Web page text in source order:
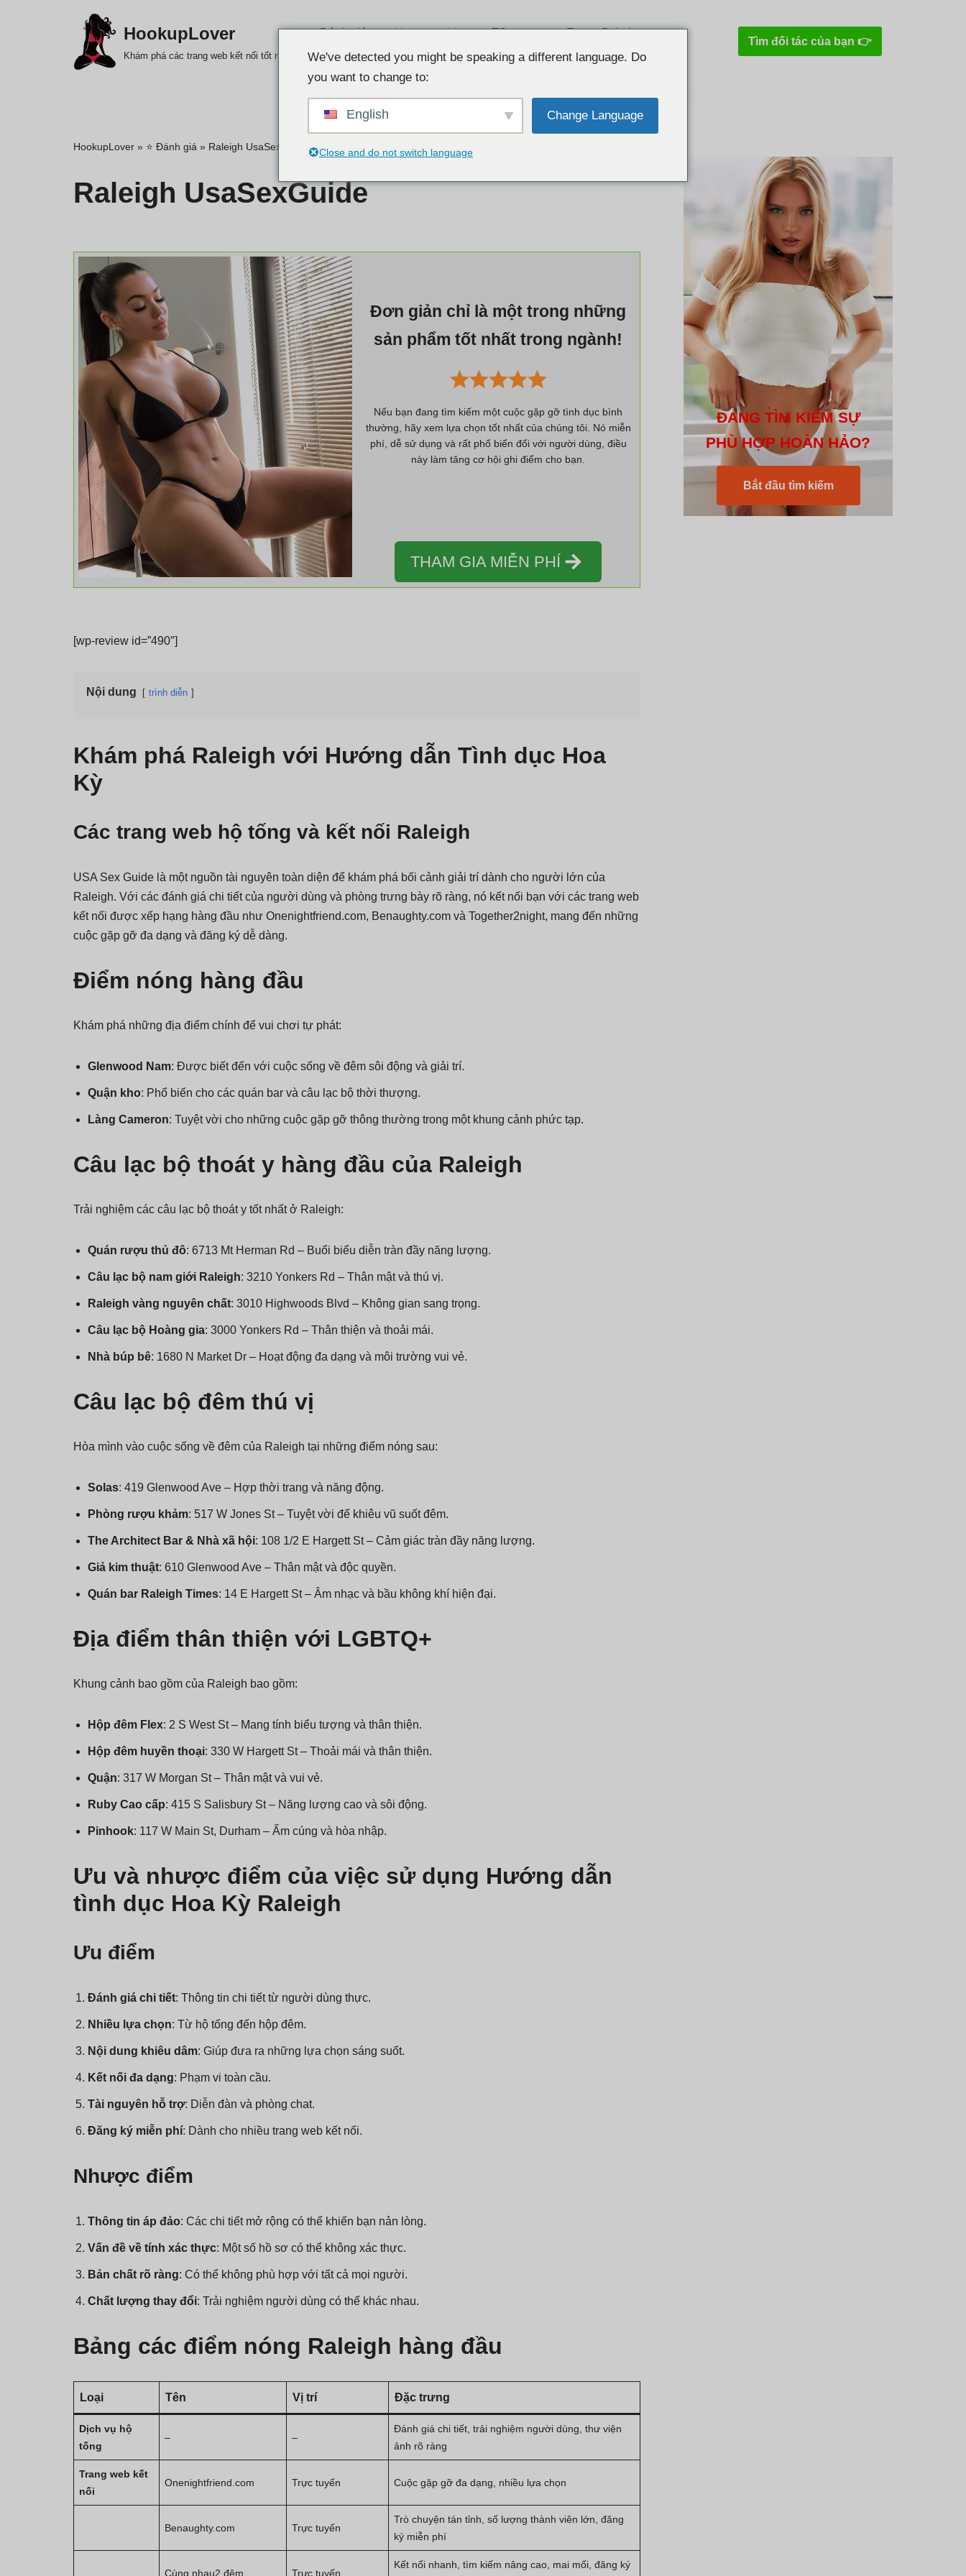
HookupLover
Khám phá các trang web kết nối tốt nhất!
Đánh giá Usasexguide TSescort
Escort Babylon
Listcrawler
Tìm đối tác của bạn 👉
HookupLover » ⭐ Đánh giá » Raleigh UsaSexGuide
Raleigh UsaSexGuide
Đơn giản chỉ là một trong những
sản phẩm tốt nhất trong ngành!
Nếu bạn đang tìm kiếm một cuộc gặp gỡ tình dục bình
thường, hãy xem lựa chọn tốt nhất của chúng tôi. Nó miễn
phí, dễ sử dụng và rất phổ biến đối với người dùng, điều
này làm tăng cơ hội ghi điểm cho bạn.
THAM GIA MIỄN PHÍ
[wp-review id=”490″]
Nội dung trình diễn
Khám phá Raleigh với Hướng dẫn Tình dục Hoa
Kỳ
Các trang web hộ tống và kết nối Raleigh
USA Sex Guide là một nguồn tài nguyên toàn diện để khám phá bối cảnh giải trí dành cho người lớn của
Raleigh. Với các đánh giá chi tiết của người dùng và phòng trưng bày rõ ràng, nó kết nối bạn với các trang web
kết nối được xếp hạng hàng đầu như Onenightfriend.com, Benaughty.com và Together2night, mang đến những
cuộc gặp gỡ đa dạng và đăng ký dễ dàng.
Điểm nóng hàng đầu
Khám phá những địa điểm chính để vui chơi tự phát:
Glenwood Nam: Được biết đến với cuộc sống về đêm sôi động và giải trí.
Quận kho: Phổ biến cho các quán bar và câu lạc bộ thời thượng.
Làng Cameron: Tuyệt vời cho những cuộc gặp gỡ thông thường trong một khung cảnh phức tạp.
Câu lạc bộ thoát y hàng đầu của Raleigh
Trải nghiệm các câu lạc bộ thoát y tốt nhất ở Raleigh:
Quán rượu thủ đô: 6713 Mt Herman Rd – Buổi biểu diễn tràn đầy năng lượng.
Câu lạc bộ nam giới Raleigh: 3210 Yonkers Rd – Thân mật và thú vị.
Raleigh vàng nguyên chất: 3010 Highwoods Blvd – Không gian sang trọng.
Câu lạc bộ Hoàng gia: 3000 Yonkers Rd – Thân thiện và thoải mái.
Nhà búp bê: 1680 N Market Dr – Hoạt động đa dạng và môi trường vui vẻ.
Câu lạc bộ đêm thú vị
Hòa mình vào cuộc sống về đêm của Raleigh tại những điểm nóng sau:
Solas: 419 Glenwood Ave – Hợp thời trang và năng động.
Phòng rượu khảm: 517 W Jones St – Tuyệt vời để khiêu vũ suốt đêm.
The Architect Bar & Nhà xã hội: 108 1/2 E Hargett St – Cảm giác tràn đầy năng lượng.
Giả kim thuật: 610 Glenwood Ave – Thân mật và độc quyền.
Quán bar Raleigh Times: 14 E Hargett St – Âm nhạc và bầu không khí hiện đại.
Địa điểm thân thiện với LGBTQ+
Khung cảnh bao gồm của Raleigh bao gồm:
Hộp đêm Flex: 2 S West St – Mang tính biểu tượng và thân thiện.
Hộp đêm huyền thoại: 330 W Hargett St – Thoải mái và thân thiện.
Quận: 317 W Morgan St – Thân mật và vui vẻ.
Ruby Cao cấp: 415 S Salisbury St – Năng lượng cao và sôi động.
Pinhook: 117 W Main St, Durham – Ấm cúng và hòa nhập.
Ưu và nhược điểm của việc sử dụng Hướng dẫn
tình dục Hoa Kỳ Raleigh
Ưu điểm
Đánh giá chi tiết: Thông tin chi tiết từ người dùng thực.
Nhiều lựa chọn: Từ hộ tống đến hộp đêm.
Nội dung khiêu dâm: Giúp đưa ra những lựa chọn sáng suốt.
Kết nối đa dạng: Phạm vi toàn cầu.
Tài nguyên hỗ trợ: Diễn đàn và phòng chat.
Đăng ký miễn phí: Dành cho nhiều trang web kết nối.
Nhược điểm
Thông tin áp đảo: Các chi tiết mở rộng có thể khiến bạn nản lòng.
Vấn đề về tính xác thực: Một số hồ sơ có thể không xác thực.
Bản chất rõ ràng: Có thể không phù hợp với tất cả mọi người.
Chất lượng thay đổi: Trải nghiệm người dùng có thể khác nhau.
Bảng các điểm nóng Raleigh hàng đầu
Loại Tên Vị trí Đặc trưng
Dịch vụ hộ
tống
– –
Đánh giá chi tiết, trải nghiệm người dùng, thư viện
ảnh rõ ràng
Trang web kết
nối
Onenightfriend.com Trực tuyến Cuộc gặp gỡ đa dạng, nhiều lựa chọn
Benaughty.com Trực tuyến
Trò chuyện tán tỉnh, số lượng thành viên lớn, đăng
ký miễn phí
Cùng nhau2 đêm Trực tuyến
Kết nối nhanh, tìm kiếm nâng cao, mai mối, đăng ký
ĐANG TÌM KIẾM SỰ
PHÙ HỢP HOÀN HẢO?
Bắt đầu tìm kiếm
We've detected you might be speaking a different language. Do
you want to change to:
English Change Language
Close and do not switch language